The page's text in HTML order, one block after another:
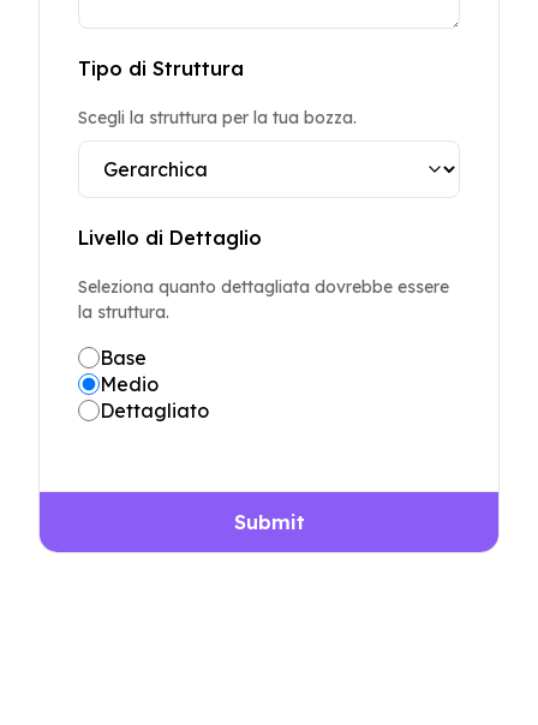
Tipo di Struttura
Scegli la struttura per la tua bozza.
Livello di Dettaglio
Seleziona quanto dettagliata dovrebbe essere
la struttura.
Base
Medio
Dettagliato
Submit